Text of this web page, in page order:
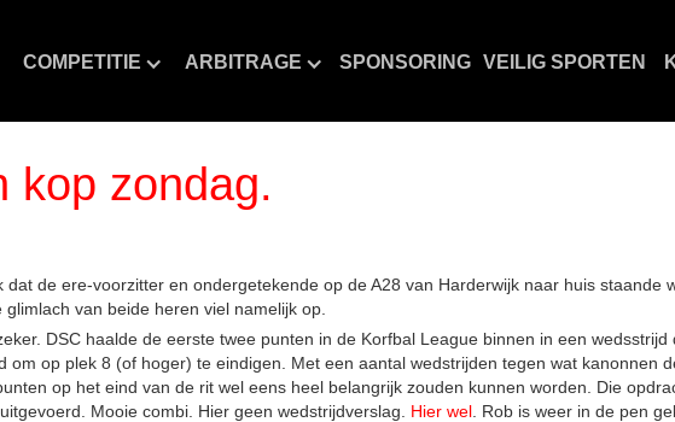
COMPETITIE ARBITRAGE SPONSORING VEILIG SPORTEN
kop zondag.
dat de ere-voorzitter en ondergetekende op de A28 van Harderwijk naar huis
van beide heren viel namelijk op.
DSC haalde de eerste twee punten in de Korfbal League binnen in een
om op plek 8 (of hoger) te eindigen. Met een aantal wedstrijden tegen wat kanonnen
op het eind van de rit wel eens heel belangrijk zouden kunnen worden. Die
Mooie combi. Hier geen wedstrijdverslag. Hier wel . Rob is weer in de pen